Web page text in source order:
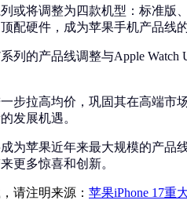
或将调整为四款机型：标准
配硬件，成为苹果手机产品线
列的产品线调整与Apple
步拉高均价，巩固其在高端市
发展机遇。
成为苹果近年来最大规模的产
更多惊喜和创新。
请注明来源： 苹果iPhone 17重